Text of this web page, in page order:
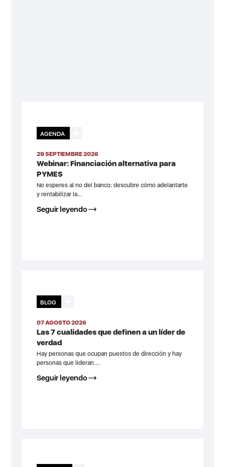
AGENDA
29 SEPTIEMBRE 2026
Webinar: Financiación alternativa para
PYMES
No esperes al no del banco: descubre cómo adelantarte
y rentabilizar la...
Seguir leyendo
BLOG
07 AGOSTO 2026
Las 7 cualidades que definen a un líder de
verdad
Hay personas que ocupan puestos de dirección y hay
personas que lideran....
Seguir leyendo